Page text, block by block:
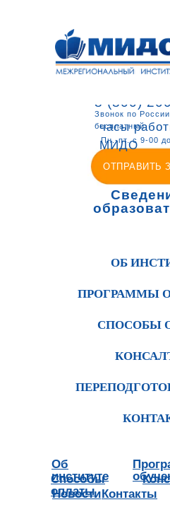
8 (800)
Звонок по России
бесплатный
ОТПРАВИТЬ
часы
МИДО
Пн.-пт. с 9-00
ОБ
ПРОГРАММЫ
СПОСОБЫ
Об
институте
Способы
оплаты
НовостиКонтакты